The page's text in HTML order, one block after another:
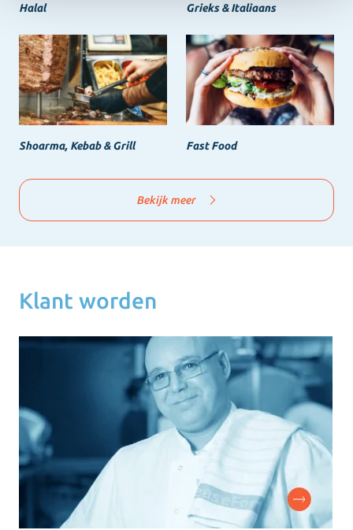
Halal Grieks & Italiaans
Shoarma, Kebab & Grill Fast Food
Bekijk meer
Klant worden